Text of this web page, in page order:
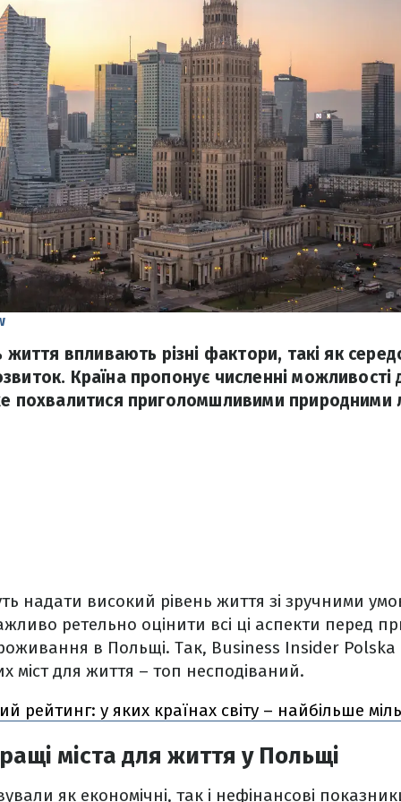
життя впливають різні фактори, такі як
Країна пропонує численні можливості
похвалитися приголомшливими
надати високий рівень життя зі зручними
ретельно оцінити всі ці аспекти перед
в Польщі. Так, Business Insider Polska
міст для життя – топ несподіваний.
рейтинг: у яких країнах світу – найбільше
міста для життя у Польщі
як економічні, так і нефінансові